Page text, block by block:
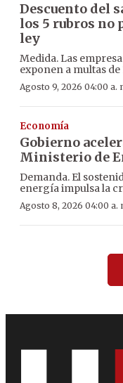
Descuento del
los 5 rubros
ley
Medida. Las
exponen a multas
Agosto 9, 2026 04:00 a.
Economía
Gobierno
Ministerio de
Demanda. El
energía impulsa la
Agosto 8, 2026 04:00 a.